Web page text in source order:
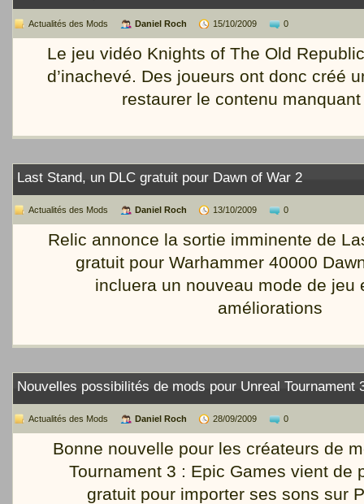
Actualités des Mods Daniel Roch 15/10/2009 0
Le jeu vidéo Knights of The Old
d’inachevé. Des joueurs ont donc créé
restaurer le contenu
Last Stand, un DLC gratuit pour Dawn of War 2
Actualités des Mods Daniel Roch 13/10/2009 0
Relic annonce la sortie imminente de
gratuit pour Warhammer 40000
incluera un nouveau mode de jeu
améliorations
Nouvelles possibilités de mods pour Unreal Tournament
Actualités des Mods Daniel Roch 28/09/2009 0
Bonne nouvelle pour les créateurs de
Tournament 3 : Epic Games vient de
gratuit pour importer ses sons sur